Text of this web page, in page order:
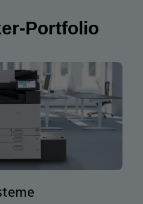
Portfolio